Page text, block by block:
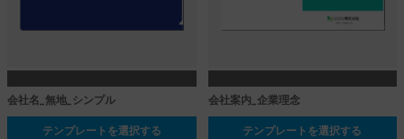
会社名_無地_シンプル
テンプレートを選択する
会社案内_企業理念
テンプレートを選択する